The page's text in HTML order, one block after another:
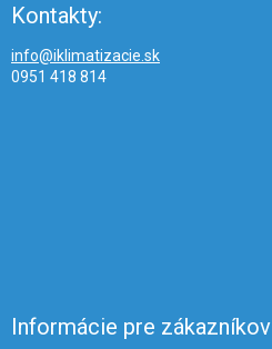
Kontakty:
info@iklimatizacie.sk
0951 418 814
Informácie pre zákazníkov